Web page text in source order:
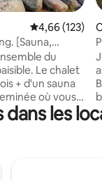
commentaires :
Évaluation
4,66 (123)
[Sauna,
du
Le chalet
+ d'un sauna
où vous
y a un étang
vous les